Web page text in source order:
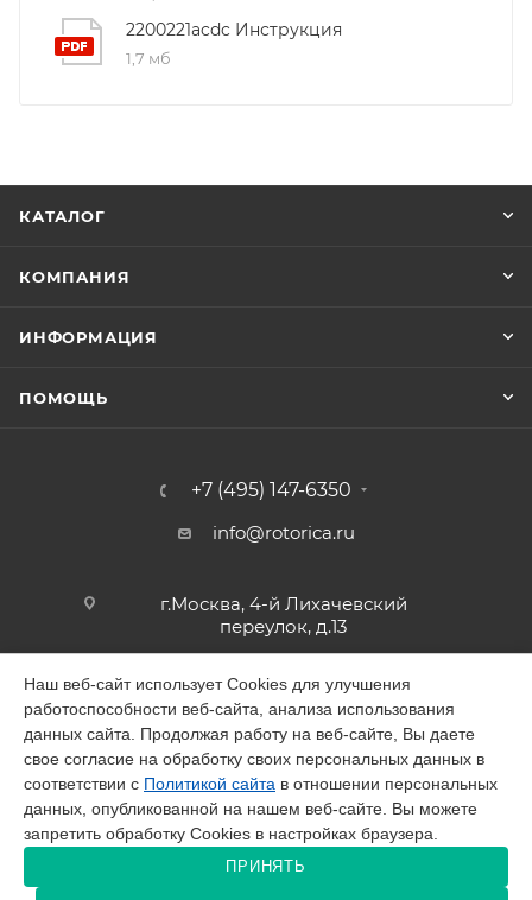
2200221acdc Инструкция
1,7 мб
КАТАЛОГ
КОМПАНИЯ
ИНФОРМАЦИЯ
ПОМОЩЬ
+7 (495) 147-6350
info@rotorica.ru
г.Москва, 4-й Лихачевский
переулок, д.13
2026 © GALAGAR
Разработано в Victory
Наш веб-сайт использует Cookies для улучшения
работоспособности веб-сайта, анализа использования
данных сайта. Продолжая работу на веб-сайте, Вы даете
свое согласие на обработку своих персональных данных в
соответствии с Политикой сайта в отношении персональных
данных, опубликованной на нашем веб-сайте. Вы можете
запретить обработку Cookies в настройках браузера.
ПРИНЯТЬ